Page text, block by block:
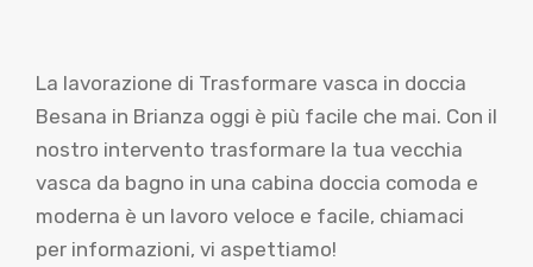
La lavorazione di Trasformare vasca in doccia
Besana in Brianza oggi è più facile che mai. Con il
nostro intervento trasformare la tua vecchia
vasca da bagno in una cabina doccia comoda e
moderna è un lavoro veloce e facile, chiamaci
per informazioni, vi aspettiamo!